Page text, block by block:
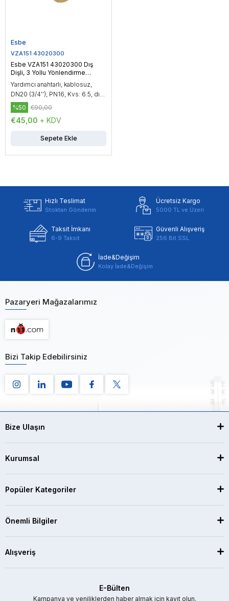
Esbe
VZA151 43020300
Esbe VZA151 43020300 Dış
Dişli, 3 Yollu Yönlendirme
Vanası, DN20 (3/4'')
Yardımcı anahtarlı, kablosuz,
DN20 (3/4''), PN16, Kvs: 6.5, dış
dişli, çalışma sıcaklığı: -20...150
°C, On/Off kontrol
€45,00 + KDV
%50 €90,00
Sepete Ekle
Hızlı Teslimat
Stoktan Gönderim
Ücretsiz Kargo
5000 TL ve Üzeri
Taksit İmkanı
6-9 Taksit
Güvenli Alışveriş
256 Bit SSL
İade&Değişim
Kolay İade&Değişim
Pazaryeri Mağazalarımız
Bizi Takip Edebilirsiniz
Bize Ulaşın
Kurumsal
Popüler Kategoriler
Önemli Bilgiler
Alışveriş
E-Bülten
Kampanya ve yeniliklerden haber almak için kayıt olun.